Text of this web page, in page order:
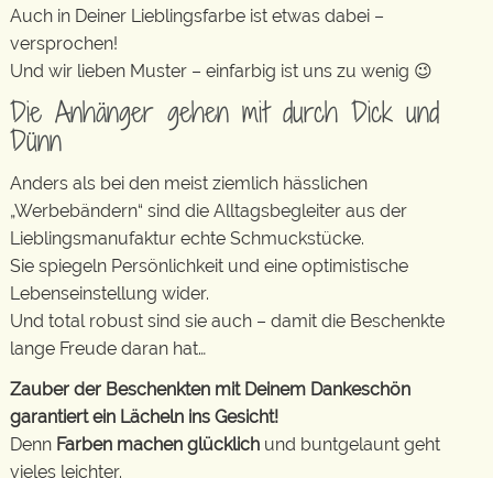
Auch in Deiner Lieblingsfarbe ist etwas dabei –
versprochen!
Und wir lieben Muster – einfarbig ist uns zu wenig 😉
Die Anhänger gehen mit durch Dick und
Dünn
Anders als bei den meist ziemlich hässlichen
„Werbebändern“ sind die Alltagsbegleiter aus der
Lieblingsmanufaktur echte Schmuckstücke.
Sie spiegeln Persönlichkeit und eine optimistische
Lebenseinstellung wider.
Und total robust sind sie auch – damit die Beschenkte
lange Freude daran hat…
Zauber der Beschenkten mit Deinem Dankeschön
garantiert ein Lächeln ins Gesicht!
Denn Farben machen glücklich und buntgelaunt geht
vieles leichter.